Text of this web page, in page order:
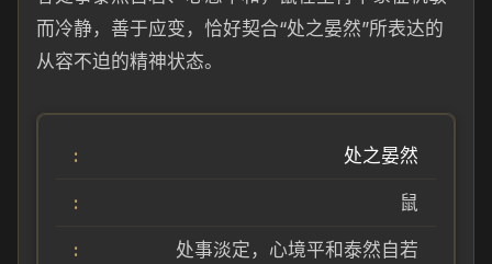
而冷静，善于应变，恰好契合“处之晏然”所表达的
从容不迫的精神状态。
处之晏然
鼠
处事淡定，心境平和泰然自若